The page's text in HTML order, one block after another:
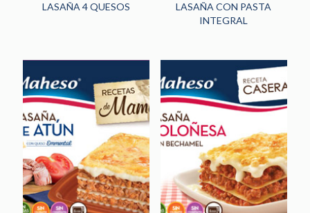
LASAÑA 4 QUESOS
LASAÑA CON PASTA
INTEGRAL